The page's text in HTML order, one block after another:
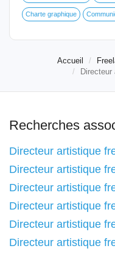
Charte graphique
Accueil
Recherches
Directeur artistique
Directeur artistique
Directeur artistique
Directeur artistique
Directeur artistique
Directeur artistique